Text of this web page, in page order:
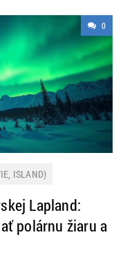
0
ISLAND)
Lapland:
polárnu žiaru a